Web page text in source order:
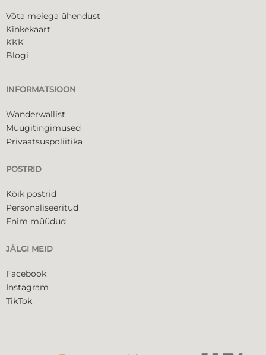
Võta meiega ühendust
Kinkekaart
KKK
Blogi
INFORMATSIOON
Wanderwallist
Müügitingimused
Privaatsuspoliitika
POSTRID
Kõik postrid
Personaliseeritud
Enim müüdud
JÄLGI MEID
Facebook
Instagram
TikTok